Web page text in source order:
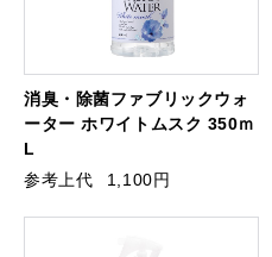
消臭・除菌ファブリックウォ
ーター ホワイトムスク 350ｍ
L
参考上代
1,100円